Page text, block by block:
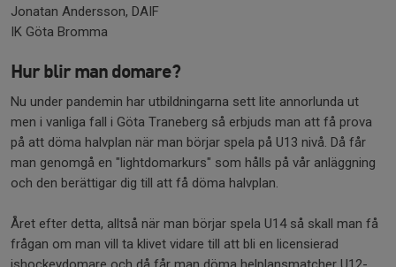
Jonatan Andersson, DAIF
IK Göta Bromma
Hur blir man domare?
Nu under pandemin har utbildningarna sett lite annorlunda ut
men i vanliga fall i Göta Traneberg så erbjuds man att få prova
på att döma halvplan när man börjar spela på U13 nivå. Då får
man genomgå en "lightdomarkurs" som hålls på vår anläggning
och den berättigar dig till att få döma halvplan.
Året efter detta, alltså när man börjar spela U14 så skall man få
frågan om man vill ta klivet vidare till att bli en licensierad